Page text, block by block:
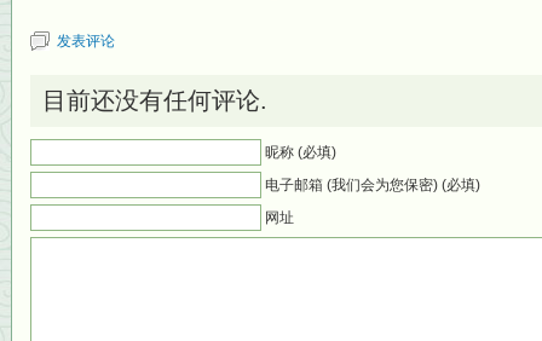
发表评论
目前还没有任何评论.
昵称 (必填)
电子邮箱 (我们会为您保密) (必填)
网址